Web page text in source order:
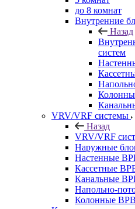
до 8 комнат
Внутренние
Назад
систем
VRV/VRF системы
Назад
VRV/VRF
Наружные
Настенные
Кассетные
Канальные
Напольно-
Колонные